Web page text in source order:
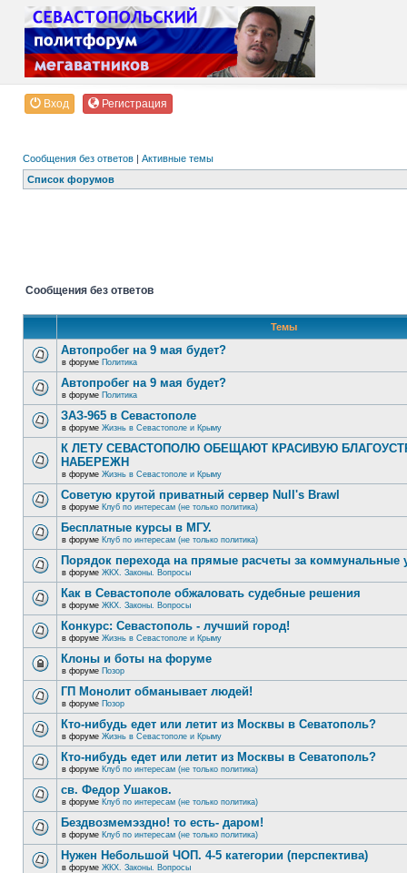
Вход Регистрация
Сообщения без ответов | Активные темы
Список форумов
Сообщения без ответов
Темы
Автопробег на 9 мая будет?
в форуме Политика
Автопробег на 9 мая будет?
в форуме Политика
ЗАЗ-965 в Севастополе
в форуме Жизнь в Севастополе и Крыму
К ЛЕТУ СЕВАСТОПОЛЮ ОБЕЩАЮТ КРАСИВУЮ
НАБЕРЕЖН
в форуме Жизнь в Севастополе и Крыму
Советую крутой приватный сервер Null's Brawl
в форуме Клуб по интересам (не только политика)
Бесплатные курсы в МГУ.
в форуме Клуб по интересам (не только политика)
Порядок перехода на прямые расчеты за коммунальные
в форуме ЖКХ. Законы. Вопросы
Как в Севастополе обжаловать судебные решения
в форуме ЖКХ. Законы. Вопросы
Конкурс: Севастополь - лучший город!
в форуме Жизнь в Севастополе и Крыму
Клоны и боты на форуме
в форуме Позор
ГП Монолит обманывает людей!
в форуме Позор
Кто-нибудь едет или летит из Москвы в Севатополь?
в форуме Жизнь в Севастополе и Крыму
Кто-нибудь едет или летит из Москвы в Севатополь?
в форуме Клуб по интересам (не только политика)
св. Федор Ушаков.
в форуме Клуб по интересам (не только политика)
Бездвозмемэздно! то есть- даром!
в форуме Клуб по интересам (не только политика)
Нужен Небольшой ЧОП. 4-5 категории (перспектива)
в форуме ЖКХ. Законы. Вопросы